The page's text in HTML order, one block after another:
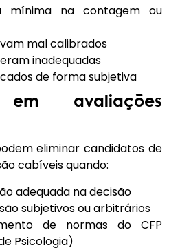
mínima na contagem ou
mal calibrados
inadequadas
de forma subjetiva
avaliações
eliminar candidatos de
cabíveis quando:
adequada na decisão
subjetivos ou arbitrários
de normas do CFP
Psicologia)